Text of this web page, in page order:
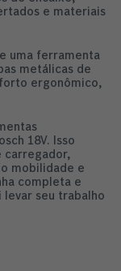
e materiais
uma ferramenta
metálicas de
ergonômico,
18V. Isso
carregador,
mobilidade e
completa e
levar seu trabalho